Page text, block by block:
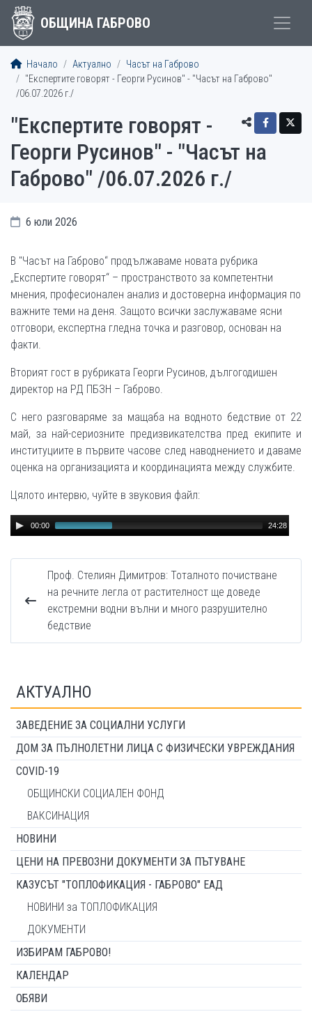
ОБЩИНА ГАБРОВО
Начало Актуално
Часът на Габрово
"Експертите говорят - Георги Русинов" - "Часът на Габрово"
/06.07.2026 г./
"Експертите говорят -
Георги Русинов" - "Часът на
Габрово" /06.07.2026 г./
6 юли 2026
В "Часът на Габрово“ продължаваме новата рубрика
„Експертите говорят“ – пространството за компетентни
мнения, професионален анализ и достоверна информация по
важните теми на деня. Защото всички заслужаваме ясни
отговори, експертна гледна точка и разговор, основан на
факти.
Вторият гост в рубриката Георги Русинов, дългогодишен
директор на РД ПБЗН – Габрово.
С него разговаряме за мащаба на водното бедствие от 22
май, за най-сериозните предизвикателства пред екипите и
институциите в първите часове след наводнението и даваме
оценка на организацията и координацията между службите.
Цялото интервю, чуйте в звуковия файл:
Audio
Player
00:00 24:28
Проф. Стелиян Димитров: Тоталното почистване
на речните легла от растителност ще доведе
екстремни водни вълни и много разрушително
бедствие
АКТУАЛНО
ЗАВЕДЕНИЕ ЗА СОЦИАЛНИ УСЛУГИ
ДОМ ЗА ПЪЛНОЛЕТНИ ЛИЦА С ФИЗИЧЕСКИ УВРЕЖДАНИЯ
COVID-19
ОБЩИНСКИ СОЦИАЛЕН ФОНД
ВАКСИНАЦИЯ
НОВИНИ
ЦЕНИ НА ПРЕВОЗНИ ДОКУМЕНТИ ЗА ПЪТУВАНЕ
КАЗУСЪТ "ТОПЛОФИКАЦИЯ - ГАБРОВО" ЕАД
НОВИНИ за ТОПЛОФИКАЦИЯ
ДОКУМЕНТИ
ИЗБИРАМ ГАБРОВО!
КАЛЕНДАР
ОБЯВИ